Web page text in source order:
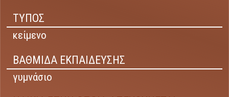
ΤΥΠΟΣ
κείμενο
ΒΑΘΜΙΔΑ ΕΚΠΑΙΔΕΥΣΗΣ
γυμνάσιο